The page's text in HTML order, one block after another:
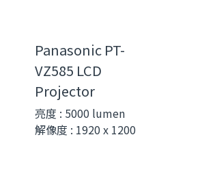
Panasonic PT-
VZ585 LCD
Projector
亮度 : 5000 lumen
解像度 : 1920 x 1200